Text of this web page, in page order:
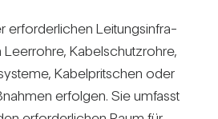
erfor­der­li­chen Lei­tungs­in­fra­
Leer­rohre, Kabel­schutz­rohre,
Kabel­prit­schen oder
erfolgen. Sie umfasst